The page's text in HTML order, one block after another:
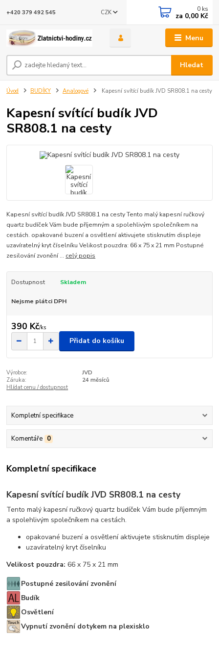
Menu
CZK
Hledat
+420 379 492 545 0 ks
za 0,00 Kč
Úvod BUDÍKY Analogové Kapesní svítící budík JVD SR808.1 na cesty
Kapesní svítící budík JVD
SR808.1 na cesty
Kapesní svítící budík JVD SR808.1 na cesty Tento malý kapesní ručkový
quartz budíček Vám bude příjemným a spolehlivým společníkem na
cestách. opakované buzení a osvětlení aktivujete stisknutím displeje
uzavíratelný kryt číselníku Velikost pouzdra: 66 x 75 x 21 mm Postupné
zesilování zvonění ... celý popis
Dostupnost Skladem
Nejsme plátci DPH
390 Kč/ks
Přidat do košíku
Výrobce:
JVD
Záruka:
24 měsíců
Hlídat cenu / dostupnost
Kompletní specifikace
Komentáře 0
Kompletní specifikace
Kapesní svítící budík JVD SR808.1 na cesty
Tento malý kapesní ručkový quartz budíček Vám bude příjemným
a spolehlivým společníkem na cestách.
opakované buzení a osvětlení aktivujete stisknutím displeje
uzavíratelný kryt číselníku
Velikost pouzdra: 66 x 75 x 21 mm
Postupné zesilování zvonění
Budík
Osvětlení
Vypnutí zvonění dotykem na plexisklo